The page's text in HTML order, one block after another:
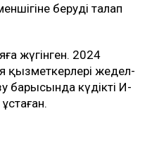
беруді талап
жүгінген. 2024
жедел-
барысында күдікті И-